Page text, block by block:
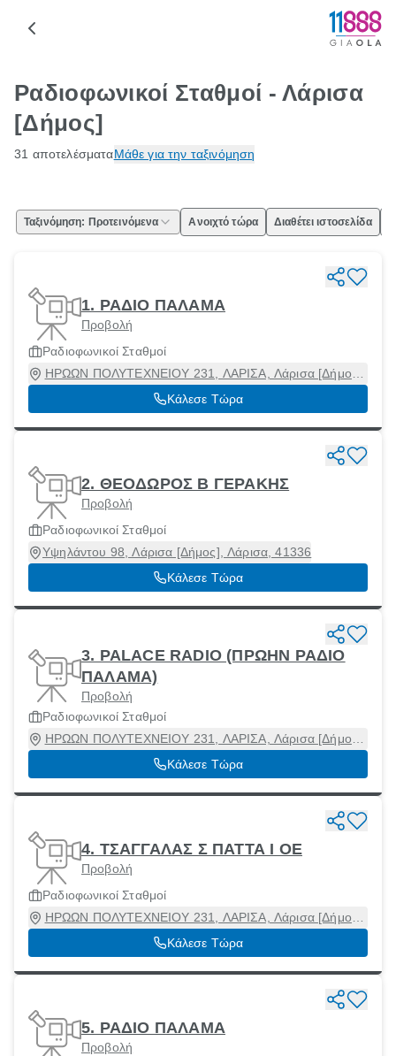
Ραδιοφωνικοί Σταθμοί - Λάρισα
[Δήμος]
31 αποτελέσματαΜάθε για την ταξινόμηση
Ταξινόμηση: Προτεινόμενα Ανοιχτό τώρα Διαθέτει ιστοσελίδα
1. ΡΑΔΙΟ ΠΑΛΑΜΑ
Προβολή
Ραδιοφωνικοί Σταθμοί
ΗΡΩΩΝ ΠΟΛΥΤΕΧΝΕΙΟΥ 231, ΛΑΡΙΣΑ, Λάρισα [Δήμος],
Λάρισα, 41221
Κάλεσε Τώρα
2. ΘΕΟΔΩΡΟΣ Β ΓΕΡΑΚΗΣ
Προβολή
Ραδιοφωνικοί Σταθμοί
Υψηλάντου 98, Λάρισα [Δήμος], Λάρισα, 41336
Κάλεσε Τώρα
3. PALACE RADIO (ΠΡΩΗΝ ΡΑΔΙΟ
ΠΑΛΑΜΑ)
Προβολή
Ραδιοφωνικοί Σταθμοί
ΗΡΩΩΝ ΠΟΛΥΤΕΧΝΕΙΟΥ 231, ΛΑΡΙΣΑ, Λάρισα [Δήμος],
Λάρισα, 41221
Κάλεσε Τώρα
4. ΤΣΑΓΓΑΛΑΣ Σ ΠΑΤΤΑ Ι ΟΕ
Προβολή
Ραδιοφωνικοί Σταθμοί
ΗΡΩΩΝ ΠΟΛΥΤΕΧΝΕΙΟΥ 231, ΛΑΡΙΣΑ, Λάρισα [Δήμος],
Λάρισα, 41221
Κάλεσε Τώρα
5. ΡΑΔΙΟ ΠΑΛΑΜΑ
Προβολή